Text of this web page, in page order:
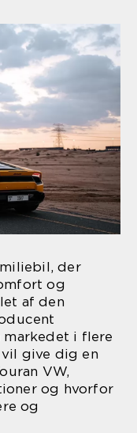
der
og
af den
i flere
give dig en
VW,
og hvorfor
og